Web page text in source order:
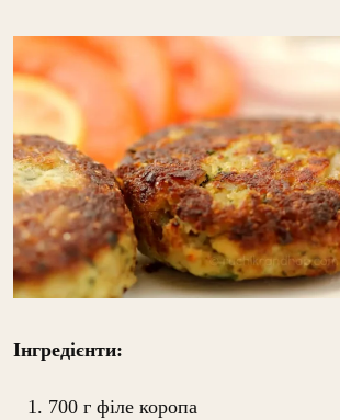
Інгредієнти:
700 г філе коропа